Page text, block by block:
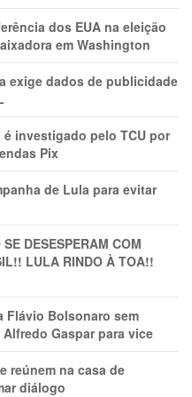
dos EUA na eleição
em Washington
exige dados de publicidade
investigado pelo TCU por
Pix
de Lula para evitar
DESESPERAM COM
LULA RINDO À TOA!!
Flávio Bolsonaro sem
Gaspar para vice
reúnem na casa de
diálogo